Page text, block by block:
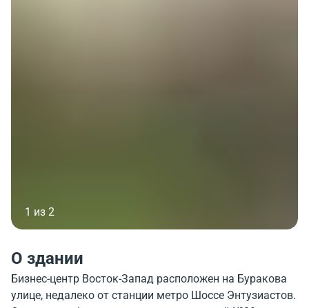
1 из 2
О здании
Бизнес-центр Восток-Запад расположен на Буракова
улице, недалеко от станции метро Шоссе Энтузиастов.